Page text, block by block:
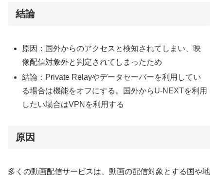
結論
原因：国外からのアクセスと検知されてしまい、映
像配信対象外と判定されてしまったため
結論：Private Relayやデータセーバーを利用してい
る場合は機能をオフにする。国外からU-NEXTを利用
したい場合はVPNを利用する
原因
多くの動画配信サービスは、動画の配信対象とする国や地